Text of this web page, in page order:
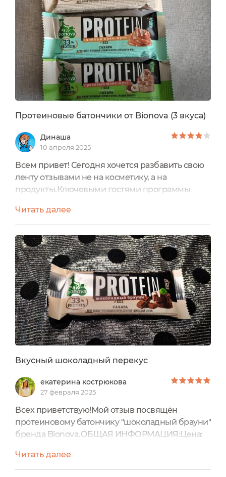
Протеиновые батончики от Bionova (3 вкуса)
Динаша
10 апреля 2025
Всем привет! Сегодня хочется разбавить свою
ленту отзывами не на косметику, а на
продукты.Ключевыми гостями программы
будем обозревать.В линейке бренда
представлены 10 разных вкусов.На пробу взяла
3 вкуса, которые мне приглянулись для
стартовой дегустации нового для меня
бренда:1) шоколадный брауни2) соленый крем-
ирис3) ореховый шоко-муссНа самом деле,...
Читать далее
Вкусный шоколадный перекус
екатерина кострюкова
27 февраля 2025
Всех приветствую!Мой отзыв посвящён
протеиновому батончику "шоколадный брауни"
бренда Bionova.ОБЩАЯ ИНФОРМАЦИЯ:Цена:
РоссияОФОРМЛЕНИЕ УПАКОВКИ:Батончик
находится в черно-бежевой упаковке.
Читать далее